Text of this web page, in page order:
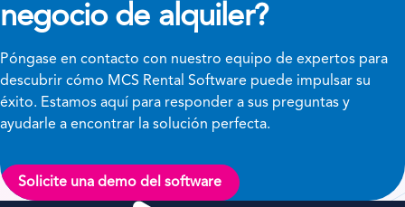
negocio de alquiler?
Póngase en contacto con nuestro equipo de expertos para
descubrir cómo MCS Rental Software puede impulsar su
éxito. Estamos aquí para responder a sus preguntas y
ayudarle a encontrar la solución perfecta.
Solicite una demo del software